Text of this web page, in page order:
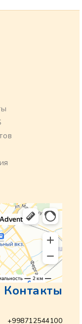
Контакты
+998712544100